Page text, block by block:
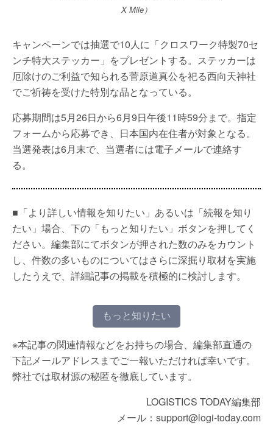
X Mile）
キャンペーンでは抽選で10人に「クロスワーク特製70セ
ンチ特大ステッカー」をプレゼントする。ステッカーは
厄除けのご利益で知られる菅原道真公を祀る西向天神社
でご祈祷を受けた特別な品となっている。
応募期間は5月26日から6月9日午後11時59分まで。指定
フォームから応募でき、日本国内在住者が対象となる。
当選発表は6月末で、当選者には電子メールで連絡す
る。
■「より詳しい情報を知りたい」あるいは「続報を知り
たい」場合、下の「もっと知りたい」ボタンを押してく
ださい。編集部にてボタンが押された数のみをカウント
し、件数の多いものについてはさらに深掘り取材を実施
したうえで、詳細記事の掲載を積極的に検討します。
もっと知りたい
※本記事の関連情報などをお持ちの場合、編集部直通の
下記メールアドレスまでご一報いただければ幸いです。
弊社では取材源の秘匿を徹底しています。
LOGISTICS TODAY編集部
メール：support@logi-today.com